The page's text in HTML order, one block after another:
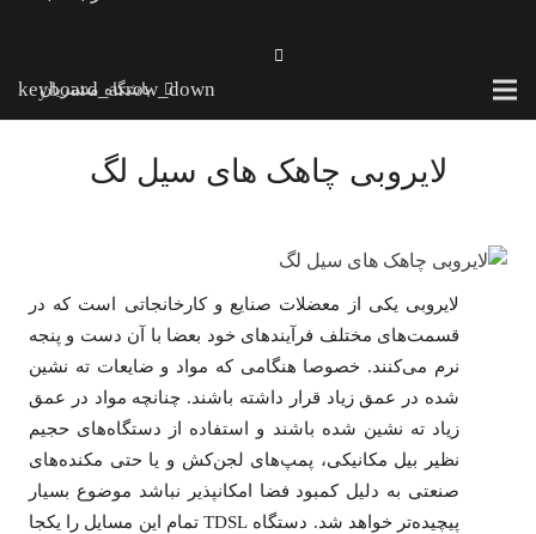
باشگاه مشتریان
لایروبی چاهک های سیل لگ
لایروبی یکی از معضلات صنایع و کارخانجاتی است که در
قسمت‌های مختلف فرآیند‌های خود بعضا با آن دست و پنجه
نرم می‌کنند. خصوصا هنگامی که مواد و ضایعات ته نشین
شده در عمق زیاد قرار داشته باشند. چنانچه مواد در عمق
زیاد ته نشین شده باشند و استفاده از دستگاه‌های حجیم
نظیر بیل مکانیکی، پمپ‌های لجن‌کش و یا حتی مکنده‌های
صنعتی به دلیل کمبود فضا امکانپذیر نباشد موضوع بسیار
پیچیده‌تر خواهد شد. دستگاه TDSL تمام این مسایل را یکجا